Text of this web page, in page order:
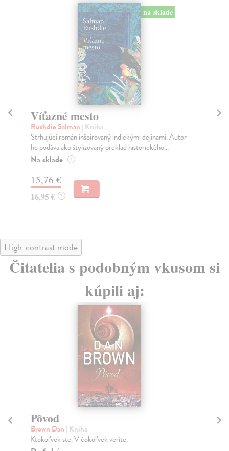
na sklade
Víťazné mesto
Rushdie Salman | Kniha
Strhujúci román inšpirovaný indickými dejinami. Autor
ho podáva ako štylizovaný preklad historického...
Na sklade ?
15,76 €
16,95 € ?
High-contrast mode
Čitatelia s podobným vkusom si
kúpili aj:
Pôvod
Brown Dan | Kniha
Ktokoľvek ste. V čokoľvek veríte.